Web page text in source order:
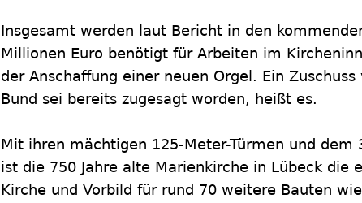
Insgesamt werden laut Bericht in den
Millionen Euro benötigt für Arbeiten im
der Anschaffung einer neuen Orgel. Ein
Bund sei bereits zugesagt worden, heißt es.
Mit ihren mächtigen 125-Meter-Türmen und dem
ist die 750 Jahre alte Marienkirche in Lübeck die
Kirche und Vorbild für rund 70 weitere Bauten